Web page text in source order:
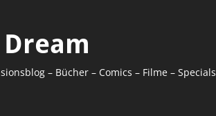
– Bücher – Comics – Filme – Specials